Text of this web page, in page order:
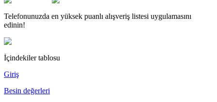
Telefonunuzda en yüksek puanlı alışveriş listesi uygulamasını
edinin!
İçindekiler tablosu
Giriş
Besin değerleri